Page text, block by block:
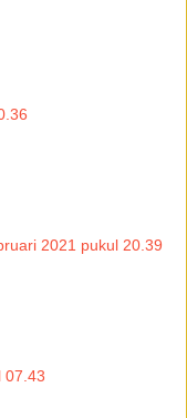
2021 pukul 20.39
07.43